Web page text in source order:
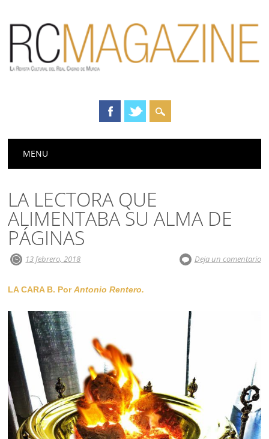
Menú principal
MENU
LA LECTORA QUE
ALIMENTABA SU ALMA DE
PÁGINAS
13 febrero, 2018 Deja un comentario
LA CARA B. PorAntonio Rentero.